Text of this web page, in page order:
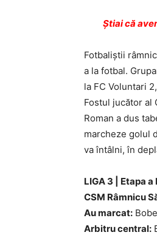
Ştiai că
Fotbaliştii
a la fotbal.
la FC Voluntari
Fostul jucător al
Roman a dus
marcheze golul
va întâlni, în
LIGA 3 | Etapa
CSM Râmnicu
Au marcat:
Arbitru central: